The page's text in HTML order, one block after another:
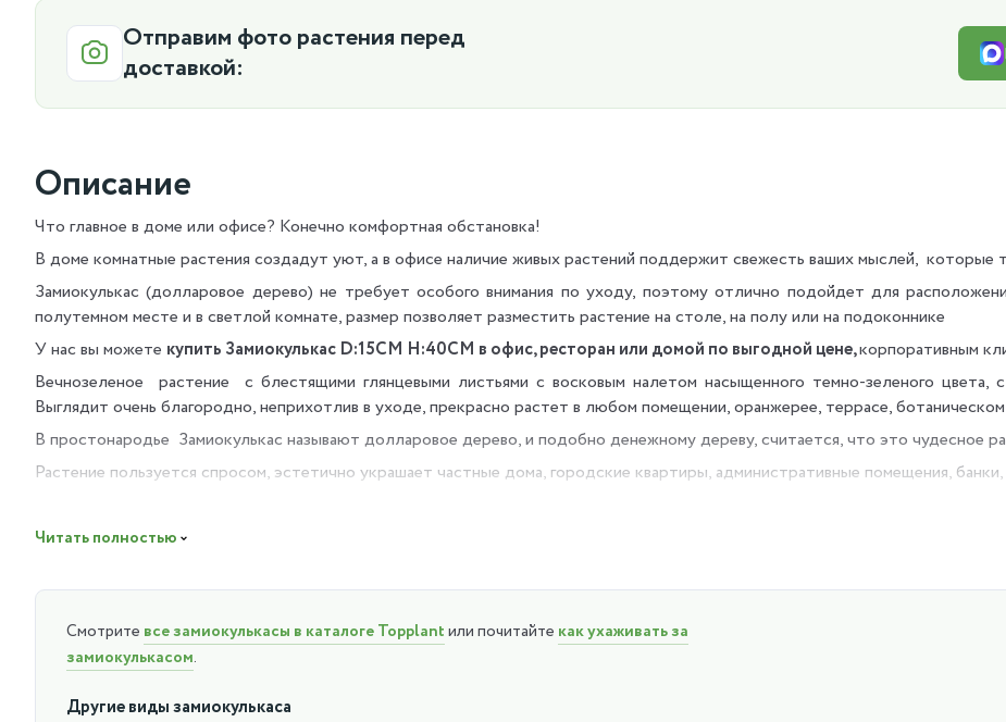
Отправим фото растения перед
доставкой:
Описание
Что главное в доме или офисе? Конечно комфортная обстановка!
В доме комнатные растения создадут уют, а в офисе наличие живых растений поддержит свежесть ваших мыслей, которые
Замиокулькас (долларовое дерево) не требует особого внимания по уходу, поэтому отлично подойдет для
полутемном месте и в светлой комнате, размер позволяет разместить растение на столе, на полу или на подоконнике
У нас вы можете купить Замиокулькас D:15CM H:40CM в офис, ресторан или домой по выгодной цене,корпоративным
Вечнозеленое растение с блестящими глянцевыми листьями с восковым налетом насыщенного темно-зеленого
Выглядит очень благородно, неприхотлив в уходе, прекрасно растет в любом помещении, оранжерее, террасе,
В простонародье Замиокулькас называют долларовое дерево, и подобно денежному дереву, считается, что это чудесное
Растение пользуется спросом, эстетично украшает частные дома, городские квартиры, административные помещения,
спальной комнате, на работоспособности и внимании в помещении, где вы работаете или находитесь.
дней. Терпеливо переносит засуху.
Поливать его нужно умеренно, т.к. корни могут загнивать от переувлажнения.
У Замиокулькаса есть подземный водозапасающий клубень, гибель от засухи ему не грозит достаточно длительное время,
Читать полностью
Смотрите все замиокулькасы в каталоге Topplantили почитайте как ухаживать за
замиокулькасом.
Другие виды замиокулькаса